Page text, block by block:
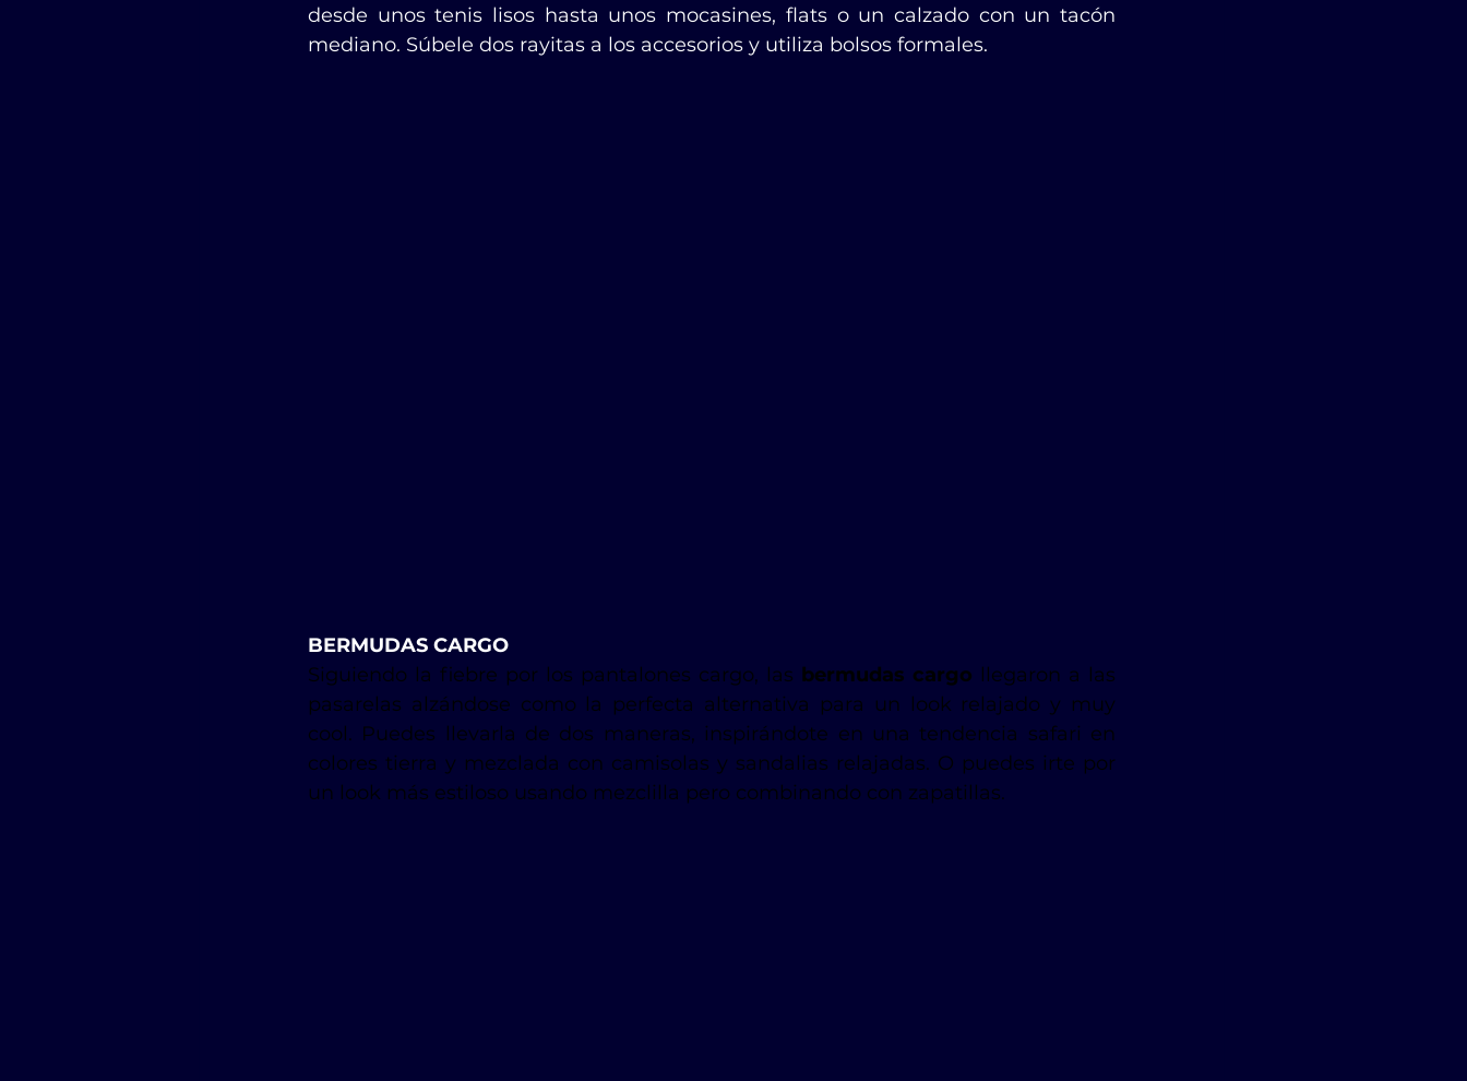
desde unos tenis lisos hasta unos mocasines, flats o un calzado con un tacón
mediano. Súbele dos rayitas a los accesorios y utiliza bolsos formales.
BERMUDAS CARGO
Siguiendo la fiebre por los pantalones cargo, las bermudas cargo llegaron a las
pasarelas alzándose como la perfecta alternativa para un look relajado y muy
cool. Puedes llevarla de dos maneras, inspirándote en una tendencia safari en
colores tierra y mezclada con camisolas y sandalias relajadas. O puedes irte por
un look más estiloso usando mezclilla pero combinando con zapatillas.